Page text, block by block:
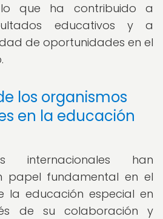
lo que ha contribuido a
educativos y a
de oportunidades en el
los organismos
en la educación
internacionales han
papel fundamental en el
la educación especial en
de su colaboración y